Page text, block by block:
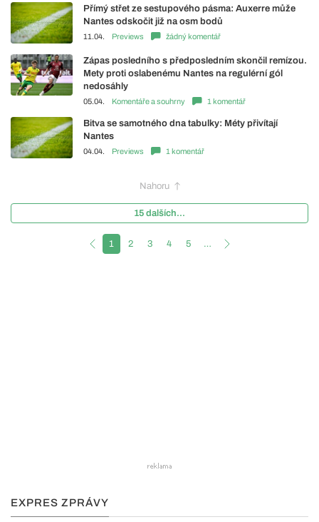
Přímý střet ze sestupového pásma: Auxerre může
Nantes odskočit již na osm bodů
11.04. Previews žádný komentář
Zápas posledního s předposledním skončil remízou.
Mety proti oslabenému Nantes na regulérní gól
nedosáhly
05.04. Komentáře a souhrny 1 komentář
Bitva se samotného dna tabulky: Méty přivítají
Nantes
04.04. Previews 1 komentář
Nahoru
15 dalších...
1 2 3 4 5 …
EXPRES ZPRÁVY